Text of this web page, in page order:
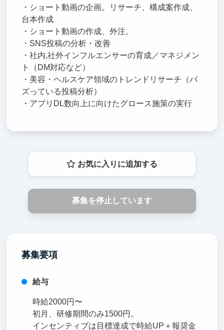
・ショート動画の企画。リサーチ、構成案作成、
台本作成
・ショート動画の作成、外注。
・SNS投稿の分析・改善
・社内,社外インフルエンサーの育成／マネジメン
ト（DM対応など）
・美容・ヘルスケア領域のトレンドリサーチ（バ
ズっている投稿分析）
・アプリDL数向上に向けたグロース施策の実行
お気に入りに追加する
募集を停止しています
募集要項
給与
時給2000円〜
初月、研修期間のみ1500円。
インセンティブは目標達成で時給UP＋報奨金